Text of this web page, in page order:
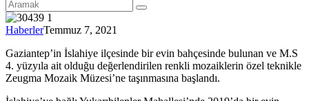
HaberlerTemmuz 7, 2021
Gaziantep’in İslahiye ilçesinde bir evin bahçesinde bulunan ve M.S
4. yüzyıla ait olduğu değerlendirilen renkli mozaiklerin özel teknikle
Zeugma Mozaik Müzesi’ne taşınmasına başlandı.